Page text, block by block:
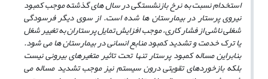
استخدام نسبت به نرخ بازنشستگی در سال های گذشته موجب کمبود
نیروی پرستار در بیمارستان ها شده است. از سوی دیگر فرسودگی
شغلی ناشی از فشار کاری، موجب افزایش تمایل پرستاران به تغییر شغل
یا ترک خدمت و تشدید کمبود منابع انسانی در بیمارستان ها می شود.
بنابراین مساله کمبود پرستار تنها تحت تاثیر متغیرهای بیرونی نیست
بلکه بازخوردهای تقویتی درون سیستم نیز موجب تشدید مساله می